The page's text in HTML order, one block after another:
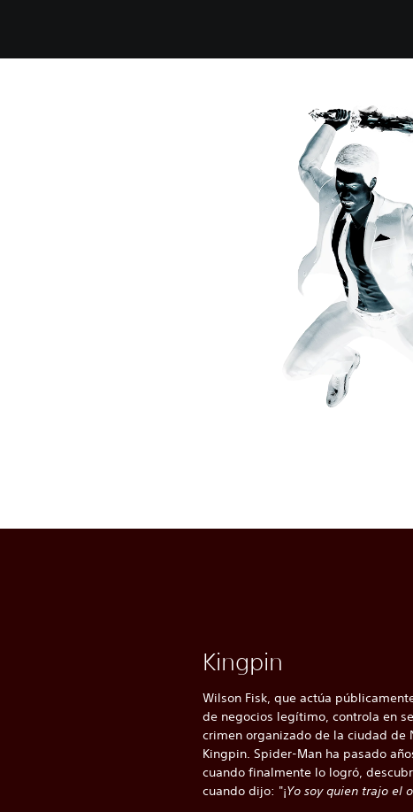
Kingpin
Wilson Fisk, que actúa
de negocios legítimo, controla en
crimen organizado de la ciudad de
Kingpin. Spider-Man ha pasado
cuando finalmente lo logró,
cuando dijo: "¡Yo soy quien trajo el